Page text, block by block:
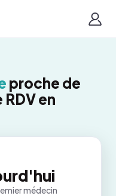
proche de
en
médecin